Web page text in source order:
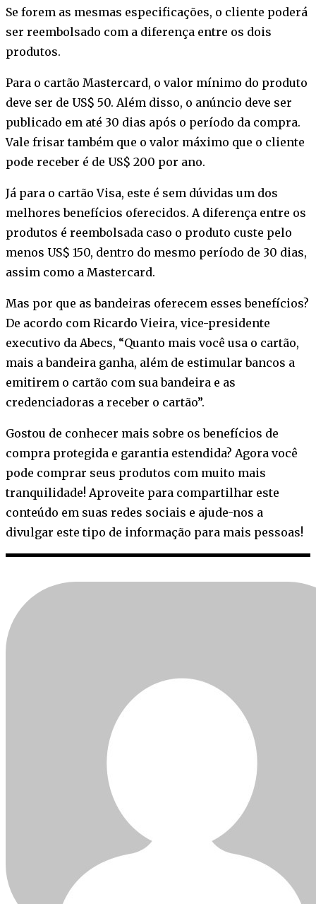
Se forem as mesmas especificações, o cliente poderá
ser reembolsado com a diferença entre os dois
produtos.
Para o cartão Mastercard, o valor mínimo do produto
deve ser de US$ 50. Além disso, o anúncio deve ser
publicado em até 30 dias após o período da compra.
Vale frisar também que o valor máximo que o cliente
pode receber é de US$ 200 por ano.
Já para o cartão Visa, este é sem dúvidas um dos
melhores benefícios oferecidos. A diferença entre os
produtos é reembolsada caso o produto custe pelo
menos US$ 150, dentro do mesmo período de 30 dias,
assim como a Mastercard.
Mas por que as bandeiras oferecem esses benefícios?
De acordo com Ricardo Vieira, vice-presidente
executivo da Abecs, “Quanto mais você usa o cartão,
mais a bandeira ganha, além de estimular bancos a
emitirem o cartão com sua bandeira e as
credenciadoras a receber o cartão”.
Gostou de conhecer mais sobre os benefícios de
compra protegida e garantia estendida? Agora você
pode comprar seus produtos com muito mais
tranquilidade! Aproveite para compartilhar este
conteúdo em suas redes sociais e ajude-nos a
divulgar este tipo de informação para mais pessoas!